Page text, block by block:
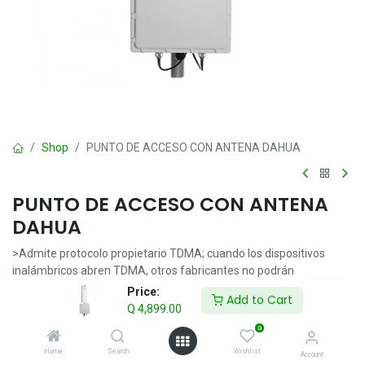
Price:
Q 4,899.00
Add to Cart
Home Search
0
Wishlist Account
Shop PUNTO DE ACCESO CON ANTENA DAHUA
PUNTO DE ACCESO CON ANTENA
DAHUA
>Admite protocolo propietario TDMA; cuando los dispositivos
inalámbricos abren TDMA, otros fabricantes no podrán
vincularlos, lo que garantiza la seguridad del sistema;
> El protocolo TDMA supera el problema inherente de los nodos
ocultos de 802.11 y hace que los productos inalámbricos tengan
un mejor rendimiento en larga distancia y punto a multipunto;
>Soporte de frecuencia de trabajo 5745~5825MHz (rango